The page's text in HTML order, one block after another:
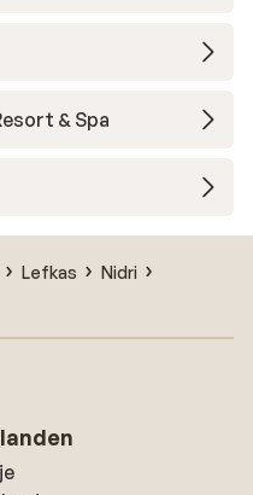
& Spa
Lefkas
Nidri